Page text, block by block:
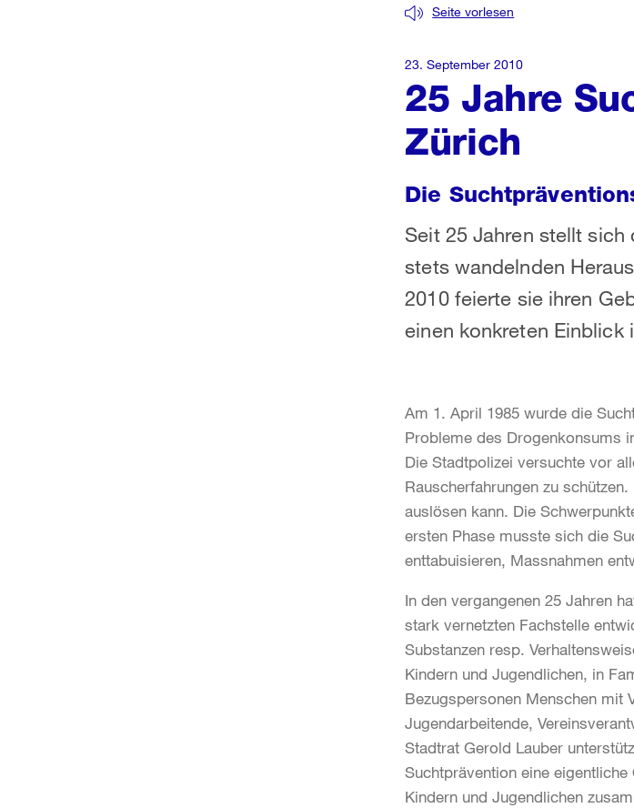
25 Jahre
Zürich
Seite vorlesen
Die
Seit 25 Jahren stellt
stets wandelnden
2010 feierte sie ihren
einen konkreten Einblick
23. September 2010
Am 1. April 1985 wurde die
Probleme des Drogenkonsums
Die Stadtpolizei versuchte vor
Rauscherfahrungen zu
auslösen kann. Die
ersten Phase musste sich die
enttabuisieren, Massnahmen
In den vergangenen 25 Jahren
stark vernetzten Fachstelle
Substanzen resp.
Kindern und Jugendlichen, in
Bezugspersonen Menschen mit
Jugendarbeitende,
Stadtrat Gerold Lauber
Suchtprävention eine
Kindern und Jugendlichen